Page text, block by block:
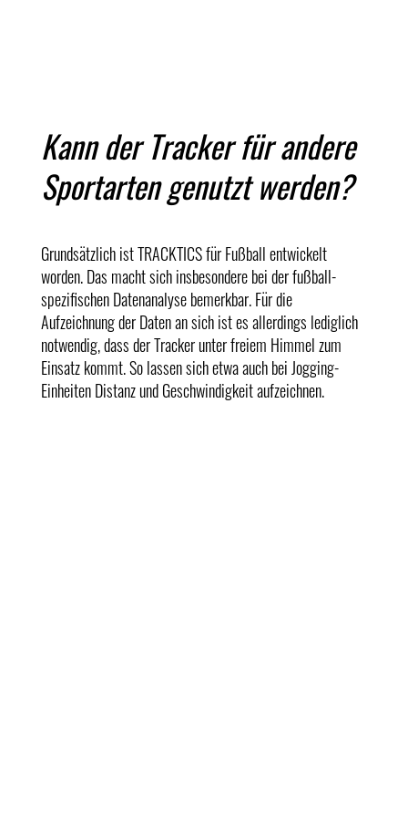
Kann der Tracker für andere
Sportarten genutzt werden?
Grundsätzlich ist TRACKTICS für Fußball entwickelt
worden. Das macht sich insbesondere bei der fußball-
spezifischen Datenanalyse bemerkbar. Für die
Aufzeichnung der Daten an sich ist es allerdings lediglich
notwendig, dass der Tracker unter freiem Himmel zum
Einsatz kommt. So lassen sich etwa auch bei Jogging-
Einheiten Distanz und Geschwindigkeit aufzeichnen.